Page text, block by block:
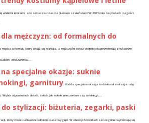
wielkimi krokami, a to oznacza czas na plażowe szaleństwo! W 2023 roku na plażach zagości
mężczyzn: od formalnych do
męska to temat, który wciąż się rozwija, a mężczyźni coraz chętniej eksperymentują z własnym
zestawienia,...
specjalne okazje: suknie
garnitury Każda specjalna okazja to doskonała okazja, aby
Wybór odpowiednich ubrań, takich jak suknie wieczorowe czy smokingi,...
stylizacji: biżuteria, zegarki, paski
który może całkowicie odmienić nasz wygląd. W obecnych trendach szczególnie wyróżniają się